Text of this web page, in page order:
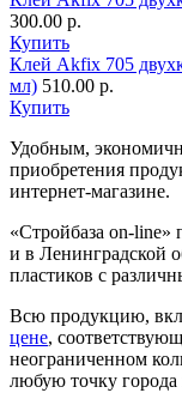
300.00 р.
Купить
Клей Akfix 705
мл) 510.00 р.
Купить
Удобным,
приобретения
интернет-магазине.
«Стройбаза on-line»
и в Ленинградской
пластиков с
Всю продукцию,
цене,
неограниченном
любую точку города